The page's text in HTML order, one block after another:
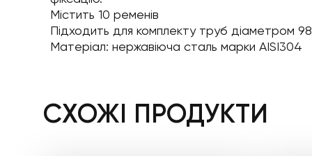
Містить 10 ременів
Підходить для комплекту труб діаметром
Матеріал: нержавіюча сталь марки AISI304
СХОЖІ ПРОДУКТИ